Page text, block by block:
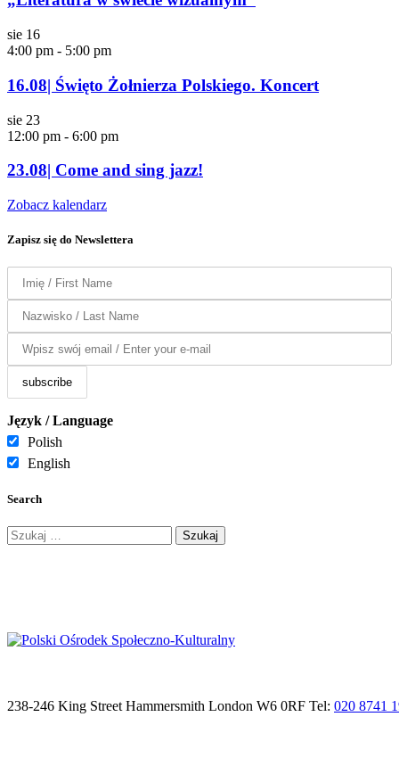
sie 16
4:00 pm - 5:00 pm
16.08| Święto Żołnierza Polskiego. Koncert
sie 23
12:00 pm - 6:00 pm
23.08| Come and sing jazz!
Zobacz kalendarz
Zapisz się do Newslettera
Język / Language
Polish
English
Search
Szukaj:
238-246 King Street Hammersmith London W6 0RF Tel: 020 8741